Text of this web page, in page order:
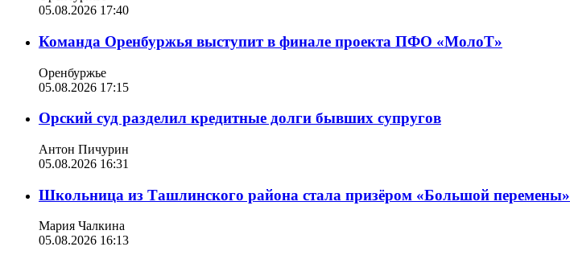
05.08.2026 17:40
Команда Оренбуржья выступит в финале проекта ПФО «МолоТ»
Оренбуржье
05.08.2026 17:15
Орский суд разделил кредитные долги бывших супругов
Антон Пичурин
05.08.2026 16:31
Школьница из Ташлинского района стала призёром «Большой перемены»
Мария Чалкина
05.08.2026 16:13